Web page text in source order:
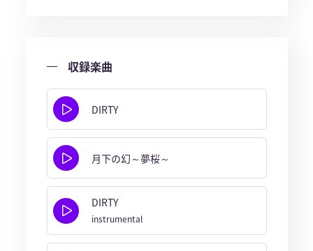
収録楽曲
DIRTY
月下の幻～夢桜～
DIRTY
instrumental